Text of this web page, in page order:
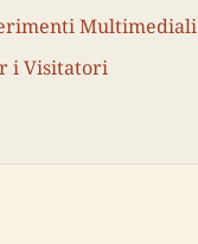
Multimediali
i Visitatori